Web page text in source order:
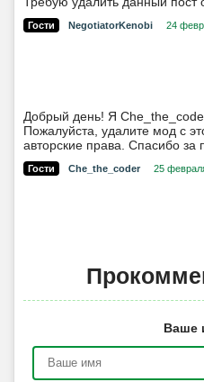
Гости NegotiatorKenobi 24
Добрый день! Я
Пожалуйста, удалите мод с
авторские права. Спасибо за
Гости Che_the_coder 25
Ваше